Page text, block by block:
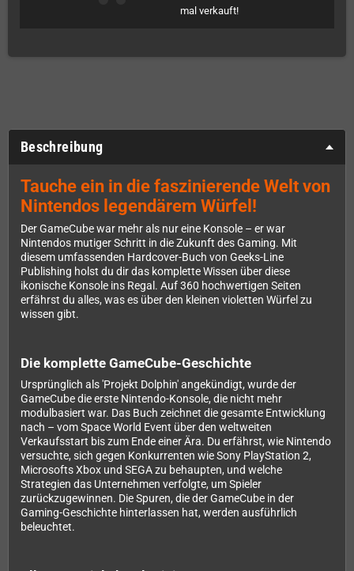
mal verkauft!
Beschreibung
Tauche ein in die faszinierende Welt von
Nintendos legendärem Würfel!
Der GameCube war mehr als nur eine Konsole – er war
Nintendos mutiger Schritt in die Zukunft des Gaming. Mit
diesem umfassenden Hardcover-Buch von Geeks-Line
Publishing holst du dir das komplette Wissen über diese
ikonische Konsole ins Regal. Auf 360 hochwertigen Seiten
erfährst du alles, was es über den kleinen violetten Würfel zu
wissen gibt.
Die komplette GameCube-Geschichte
Ursprünglich als 'Projekt Dolphin' angekündigt, wurde der
GameCube die erste Nintendo-Konsole, die nicht mehr
modulbasiert war. Das Buch zeichnet die gesamte Entwicklung
nach – vom Space World Event über den weltweiten
Verkaufsstart bis zum Ende einer Ära. Du erfährst, wie Nintendo
versuchte, sich gegen Konkurrenten wie Sony PlayStation 2,
Microsofts Xbox und SEGA zu behaupten, und welche
Strategien das Unternehmen verfolgte, um Spieler
zurückzugewinnen. Die Spuren, die der GameCube in der
Gaming-Geschichte hinterlassen hat, werden ausführlich
beleuchtet.